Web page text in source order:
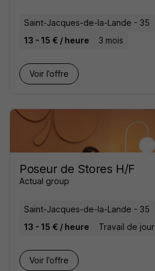
Saint-Jacques-de-la-Lande - 35
13 - 15 € / heure
3 mois
Voir l’offre
Poseur de Stores H/F
Actual group
Saint-Jacques-de-la-Lande - 35
13 - 15 € / heure
Travail de jour
Voir l’offre